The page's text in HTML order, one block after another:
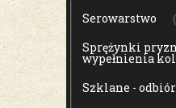
Serowarstwo
Sprężynki
wypełnienia
Szklane -